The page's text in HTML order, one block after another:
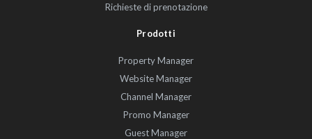
Richieste di prenotazione
Prodotti
Property Manager
Website Manager
Channel Manager
Promo Manager
Guest Manager